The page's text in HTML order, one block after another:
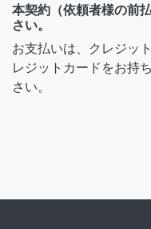
本契約（依頼者様の前
さい。
お支払いは、クレジッ
レジットカードをお持
さい。